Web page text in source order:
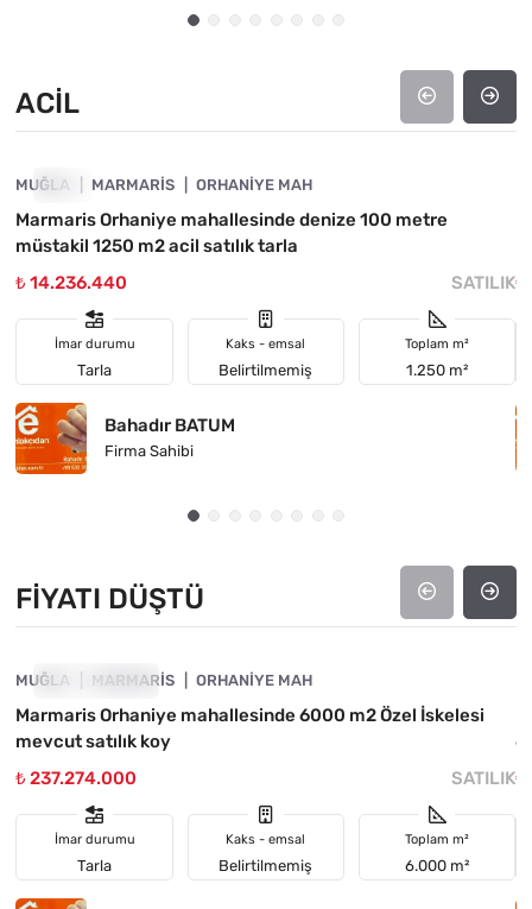
ACIL
ACIL
MUĞLA MARMARIS ORHANIYE MAH
Marmaris Orhaniye mahallesinde denize 100 metre
müstakil 1250 m2 acil satılık tarla
₺ 14.236.440
SATILIK
İmar durumu
Tarla
Kaks - emsal
Belirtilmemiş
Toplam m²
1.250 m²
Bahadır BATUM
Firma Sahibi
₺
FIYATI DÜŞTÜ
FIYATI DÜŞTÜ
MUĞLA MARMARIS ORHANIYE MAH
Marmaris Orhaniye mahallesinde 6000 m2 Özel İskelesi
mevcut satılık koy
₺ 237.274.000
SATILIK
İmar durumu
Tarla
Kaks - emsal
Belirtilmemiş
Toplam m²
6.000 m²
₺